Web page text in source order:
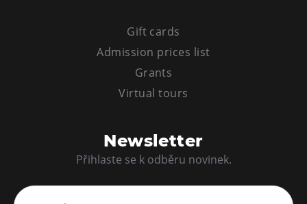
Gift cards
Admission prices list
Grants
Virtual tours
Newsletter
Přihlaste se k odběru novinek.